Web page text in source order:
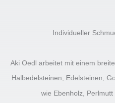
Individueller
Aki Oedl arbeitet mit einem
Halbedelsteinen, Edelsteinen,
wie Ebenholz, Perlmutt